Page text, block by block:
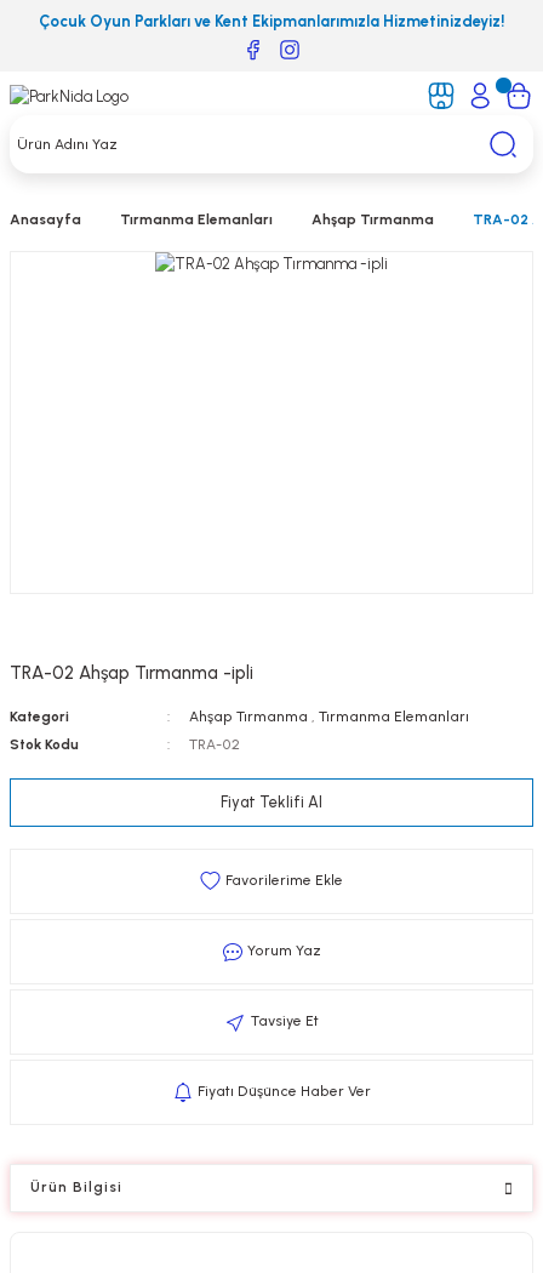
Çocuk Oyun Parkları ve Kent Ekipmanlarımızla Hizmetinizdeyiz!
Anasayfa Tırmanma Elemanları Ahşap Tırmanma TRA-02
TRA-02 Ahşap Tırmanma -ipli
Kategori Ahşap Tırmanma
Tırmanma Elemanları
Stok Kodu
TRA-02
Fiyat Teklifi Al
Yorum Yaz
Tavsiye Et
Fiyatı Düşünce Haber Ver
Ürün Bilgisi